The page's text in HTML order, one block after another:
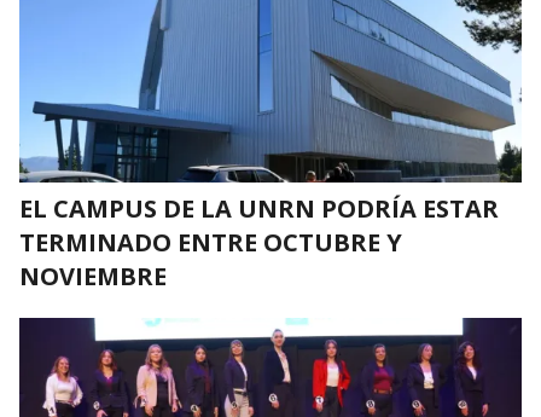
EL CAMPUS DE LA UNRN PODRÍA ESTAR
TERMINADO ENTRE OCTUBRE Y
NOVIEMBRE